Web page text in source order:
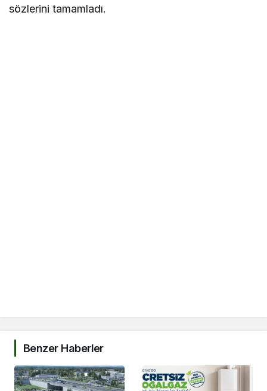
sözlerini tamamladı.
Benzer Haberler